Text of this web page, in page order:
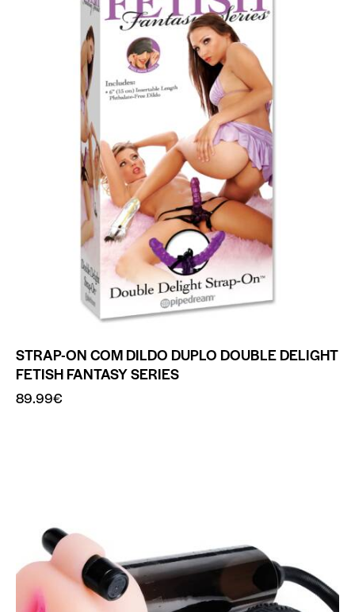
STRAP-ON COM DILDO DUPLO DOUBLE DELIGHT
FETISH FANTASY SERIES
89.99€